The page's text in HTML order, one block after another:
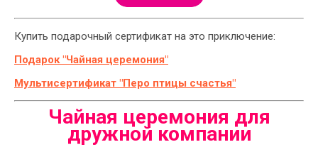
Купить подарочный сертификат на это приключение:
Подарок "Чайная церемония"
Мультисертификат "Перо птицы счастья"
Чайная церемония для
дружной компании